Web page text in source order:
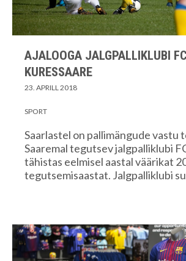
AJALOOGA JALGPALLIKLUBI FC
KURESSAARE
23. APRILL 2018
SPORT
Saarlastel on pallimängude vastu
Saaremal tegutsev jalgpalliklubi
tähistas eelmisel aastal väärikat
tegutsemisaastat. Jalgpalliklubi